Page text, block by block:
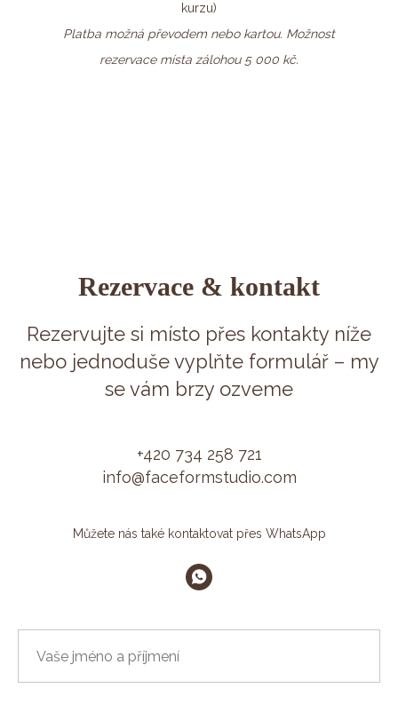
kurzu)
Platba možná převodem nebo kartou. Možnost
rezervace místa zálohou 5 000 kč.
Rezervace & kontakt
Rezervujte si místo přes kontakty níže
nebo jednoduše vyplňte formulář – my
se vám brzy ozveme
+420 734 258 721
info@faceformstudio.com
Můžete nás také kontaktovat přes WhatsApp